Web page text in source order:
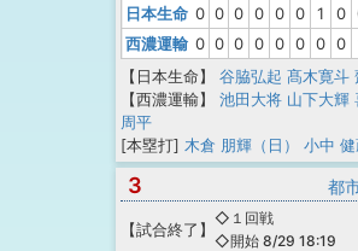
日本生命 0 0 0 0 0 0 1 0
西濃運輸 0 0 0 0 0 0 0 0
【日本生命】
谷脇弘起 髙木寛斗
【西濃運輸】
池田大将 山下大輝
周平
[本塁打] 木倉 朋輝（日） 小中 健
3 都
【試合終了 】
◇１回戦
◇開始 8/29 18:19